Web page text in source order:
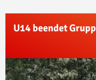
U14 beendet